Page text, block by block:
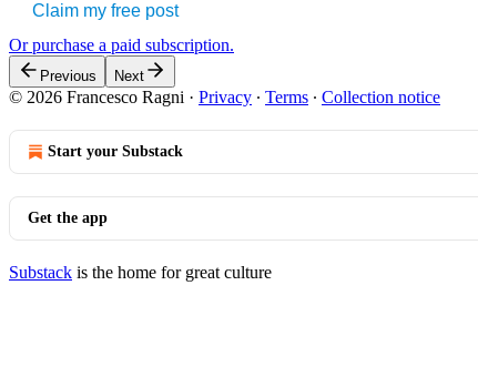
Claim my free post
Or purchase a paid subscription.
Previous Next
© 2026 Francesco Ragni · Privacy ∙ Terms ∙ Collection notice
Start your Substack
Get the app
Substack is the home for great culture